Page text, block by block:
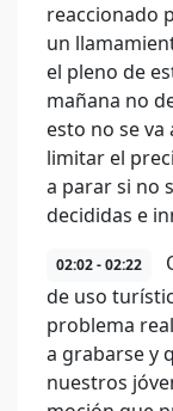
reaccionado
un
el pleno de
mañana no
esto no se
limitar el
a parar si no
decididas e
02:02 - 02:22
de uso
problema
a grabarse y
nuestros